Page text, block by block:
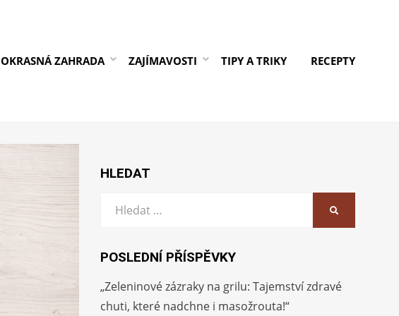
OKRASNÁ ZAHRADA ZAJÍMAVOSTI TIPY A TRIKY RECEPTY
HLEDAT
Vyhledat:
POSLEDNÍ PŘÍSPĚVKY
„Zeleninové zázraky na grilu: Tajemství zdravé
chuti, které nadchne i masožrouta!“